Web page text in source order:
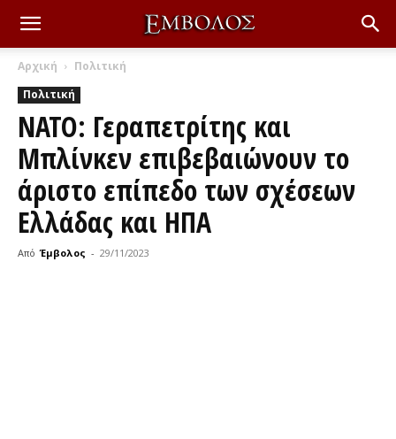
Αρχική
Πολιτική
Πολιτική
ΝΑΤΟ: Γεραπετρίτης και
Μπλίνκεν επιβεβαιώνουν το
άριστο επίπεδο των σχέσεων
Ελλάδας και ΗΠΑ
Από Έμβολος - 29/11/2023